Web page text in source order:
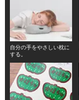
自分の手をやさしい枕に
する。